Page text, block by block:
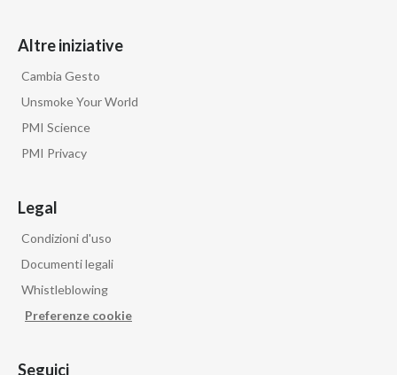
Altre iniziative
Cambia Gesto
Unsmoke Your World
PMI Science
PMI Privacy
Legal
Condizioni d'uso
Documenti legali
Whistleblowing
Preferenze cookie
Seguici